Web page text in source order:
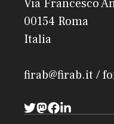
Via Francesco
00154 Roma
Italia
firab@firab.it /